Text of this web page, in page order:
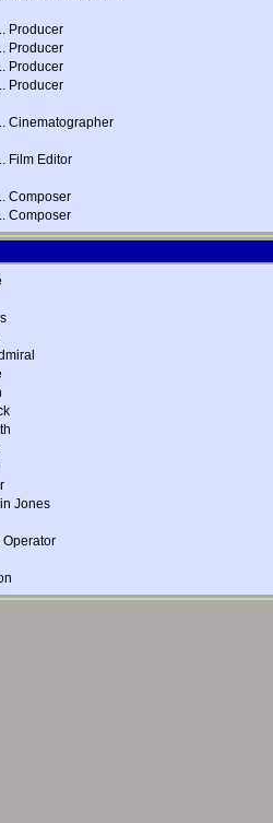
Producer
Producer
Producer
Producer
Cinematographer
Film Editor
Composer
Composer
Jones
Operator